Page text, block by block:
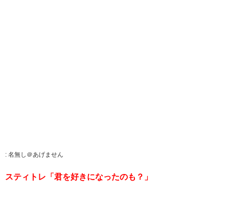
: 名無し＠あげません
スティトレ「君を好きになったのも？」